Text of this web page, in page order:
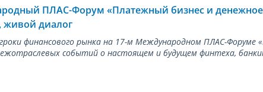
ПЛАС-Форум «Платежный бизнес и денежное
живой диалог
финансового рынка на 17-м Международном ПЛАС-
событий о настоящем и будущем финтеха,